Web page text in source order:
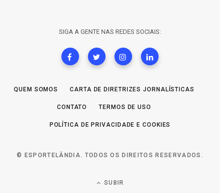
SIGA A GENTE NAS REDES SOCIAIS:
QUEM SOMOS CARTA DE DIRETRIZES JORNALÍSTICAS
CONTATO TERMOS DE USO
POLÍTICA DE PRIVACIDADE E COOKIES
© ESPORTELÂNDIA. TODOS OS DIREITOS RESERVADOS.
SUBIR